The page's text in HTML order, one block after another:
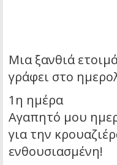
Μια ξανθιά
γράφει στο
1η ημέρα
Αγαπητό μου
για την
ενθουσιασμένη!